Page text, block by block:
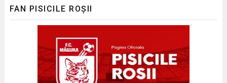
FAN PISICILE ROȘII